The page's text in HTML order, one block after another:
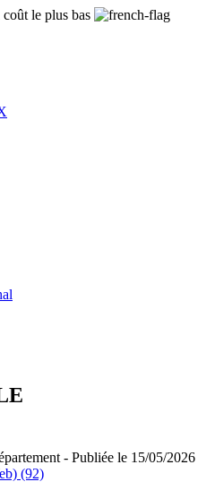
le plus bas
- Publiée le 15/05/2026
(92)